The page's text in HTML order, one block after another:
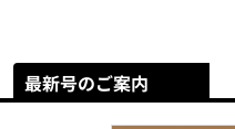
最新号のご案内